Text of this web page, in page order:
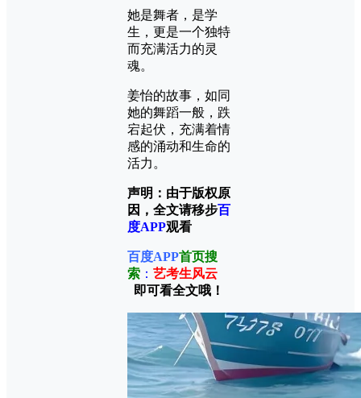
她是舞者，是学
生，更是一个独特
而充满活力的灵
魂。
姜怡的故事，如同
她的舞蹈一般，跌
宕起伏，充满着情
感的涌动和生命的
活力。
声明：由于版权原
因，全文请移步百
度APP观看
百度APP首页搜
索 ： 艺考生风云
即可看全文哦！